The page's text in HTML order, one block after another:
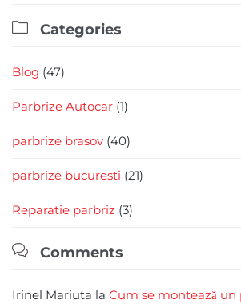
 Categories
Blog (47)
Parbrize Autocar (1)
parbrize brasov (40)
parbrize bucuresti (21)
Reparatie parbriz (3)
 Comments
Irinel Mariuta la Cum se montează un